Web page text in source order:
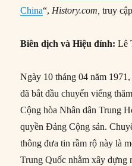
China“, History.com,truy
Biên dịch và Hiệu đính:Lê
Ngày 10 tháng 04 năm
đã bắt đầu chuyến viếng
Cộng hòa Nhân dân Trung
quyền Đảng Cộng sản.
thông đưa tin rầm rộ này là
Trung Quốc nhằm xây dựng